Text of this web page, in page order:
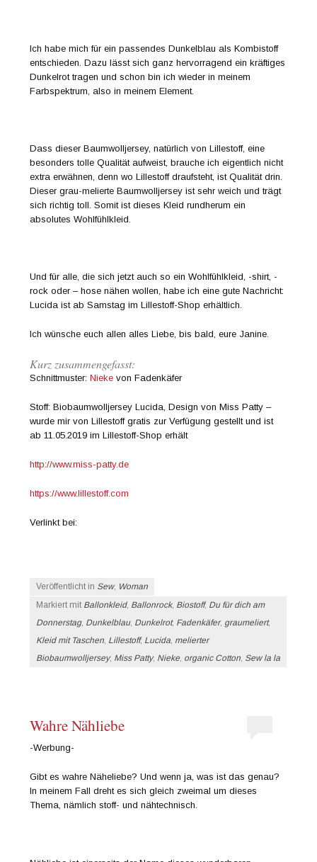
Ich habe mich für ein passendes Dunkelblau als Kombistoff
entschieden. Dazu lässt sich ganz hervorragend ein kräftiges
Dunkelrot tragen und schon bin ich wieder in meinem
Farbspektrum, also in meinem Element.
Dass dieser Baumwolljersey, natürlich von Lillestoff, eine
besonders tolle Qualität aufweist, brauche ich eigentlich nicht
extra erwähnen, denn wo Lillestoff draufsteht, ist Qualität drin.
Dieser grau-melierte Baumwolljersey ist sehr weich und trägt
sich richtig toll. Somit ist dieses Kleid rundherum ein
absolutes Wohlfühlkleid.
Und für alle, die sich jetzt auch so ein Wohlfühlkleid, -shirt, -
rock oder – hose nähen wollen, habe ich eine gute Nachricht:
Lucida ist ab Samstag im Lillestoff-Shop erhältlich.
Ich wünsche euch allen alles Liebe, bis bald, eure Janine.
Kurz zusammengefasst:
Schnittmuster:Nieke von Fadenkäfer
Stoff: Biobaumwolljersey Lucida, Design von Miss Patty –
wurde mir von Lillestoff gratis zur Verfügung gestellt und ist
ab 11.05.2019 im Lillestoff-Shop erhält
http://www.miss-patty.de
https://www.lillestoff.com
Verlinkt bei:
Veröffentlicht in Sew, Woman
Markiert mit Ballonkleid, Ballonrock, Biostoff, Du für dich am
Donnerstag, Dunkelblau, Dunkelrot, Fadenkäfer, graumeliert,
Kleid mit Taschen, Lillestoff, Lucida, melierter
Biobaumwolljersey, Miss Patty, Nieke, organic Cotton, Sew la la
Wahre Nähliebe
-Werbung-
Gibt es wahre Näheliebe? Und wenn ja, was ist das genau?
In meinem Fall dreht es sich gleich zweimal um dieses
Thema, nämlich stoff- und nähtechnisch.